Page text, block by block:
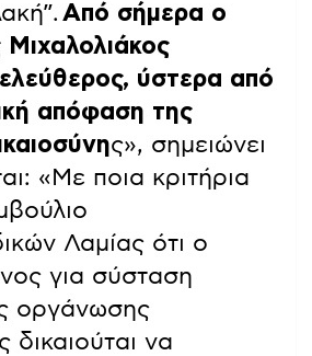
Από σήμερα ο
Μιχαλολιάκος
ύστερα από
απόφαση της
ς», σημειώνει
«Με ποια κριτήρια
Λαμίας ότι ο
για σύσταση
οργάνωσης
δικαιούται να